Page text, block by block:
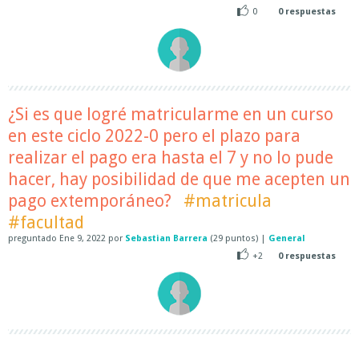
0
0respuestas
¿Si es que logré matricularme en un curso
en este ciclo 2022-0 pero el plazo para
realizar el pago era hasta el 7 y no lo pude
hacer, hay posibilidad de que me acepten un
pago extemporáneo?
#matricula
#facultad
preguntado Ene 9, 2022 por Sebastian Barrera (29 puntos) | General
+2
0respuestas